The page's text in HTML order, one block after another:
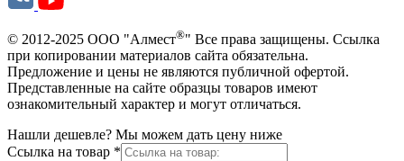
© 2012-2025 ООО "Алмест®" Все права защищены. Ссылка
при копировании материалов сайта обязательна.
Предложение и цены не являются публичной офертой.
Представленные на сайте образцы товаров имеют
ознакомительный характер и могут отличаться.
Нашли дешевле? Мы можем дать цену ниже
Ссылка на товар *